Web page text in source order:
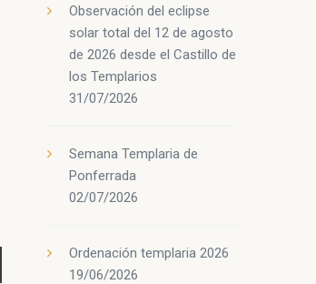
Observación del eclipse
solar total del 12 de agosto
de 2026 desde el Castillo de
los Templarios
31/07/2026
Semana Templaria de
Ponferrada
02/07/2026
Ordenación templaria 2026
19/06/2026